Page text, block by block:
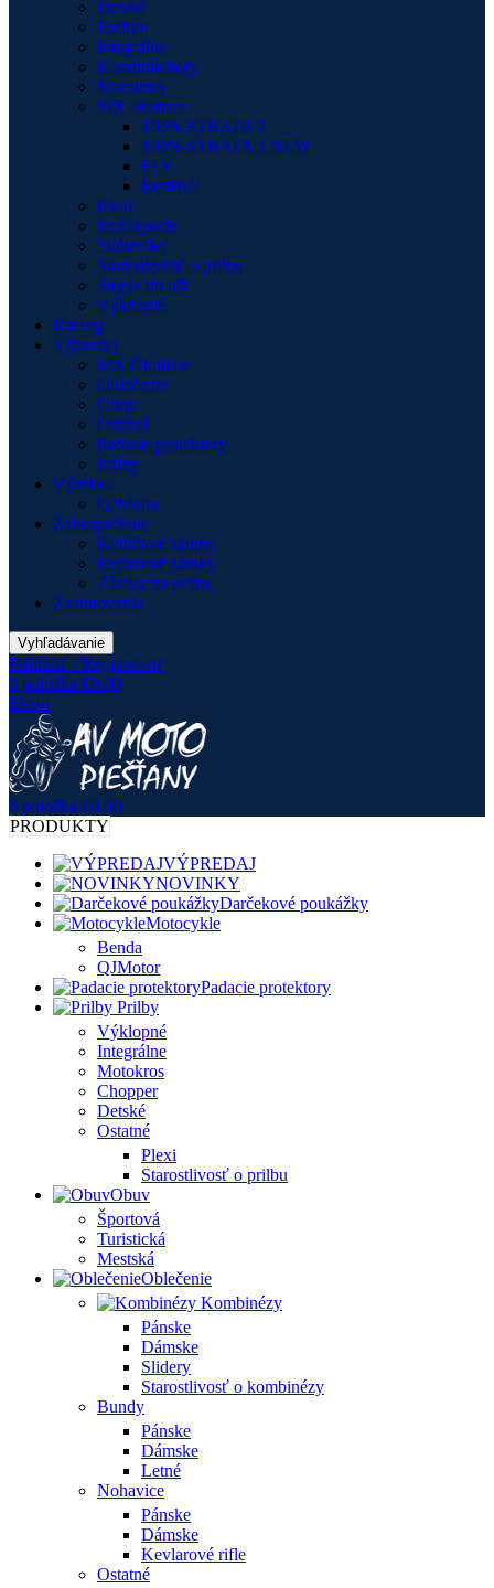
Detské
Enduro
Integrálne
Komunikátory
Motokros
MX okuliare
100% STRATA 2
100% STRATA 2 NEW
FLY
RedBull
Plexi
Preklápacie
Skúter/Jet
Starostlivosť o prilbu
Štuple do uší
Výklopné
Racing
Výpredaj
MX Okuliare
Oblečenie
Obuv
Ostatné
Padacie protektory
Prilby
Výrobca
QJMotor
Zabezpečenie
Kotúčové zámky
Reťazové zámky
Zámky na prilbu
Zazimovanie
Vyhľadávanie
Prihlásiť / Registrovať
0 položka €0.00
Menu
0 položka €0.00
PRODUKTY
VÝPREDAJ
NOVINKY
Darčekové poukážky
Motocykle
Benda
QJMotor
Padacie protektory
Prilby
Výklopné
Integrálne
Motokros
Chopper
Detské
Ostatné
Plexi
Starostlivosť o prilbu
Obuv
Športová
Turistická
Mestská
Oblečenie
Kombinézy
Pánske
Dámske
Slidery
Starostlivosť o kombinézy
Bundy
Pánske
Dámske
Letné
Nohavice
Pánske
Dámske
Kevlarové rifle
Ostatné